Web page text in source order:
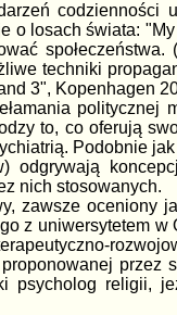
codzienności
o losach świata:
techniki
3", Kopenhagen
to, co oferują
Podobnie
odgrywają
nich stosowanych.
zawsze oceniony
z uniwersytetem
przez
psycholog religii,